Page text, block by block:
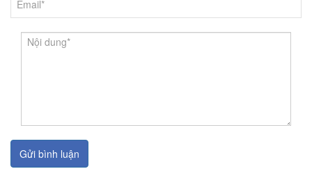
Gửi bình luận